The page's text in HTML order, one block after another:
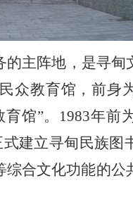
主阵地，是寻甸
众教育馆，前身
馆”。1983年前
建立寻甸民族图
合文化功能的公